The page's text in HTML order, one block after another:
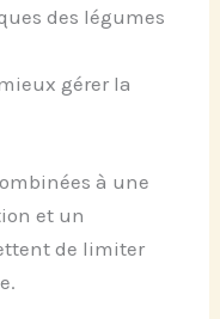
des légumes
gérer la
à une
et un
de limiter